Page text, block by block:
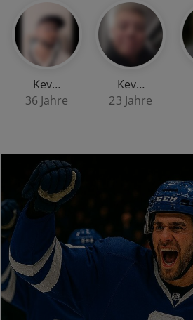
Kev…
36 Jahre
Kev…
23 Jahre